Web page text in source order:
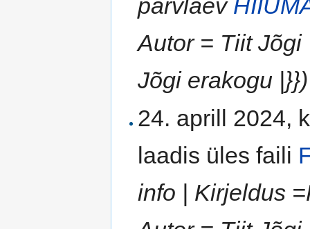
parvlaev
Autor = Tiit
Jõgi erakogu |}})
24. aprill 2024,
laadis üles faili
info | Kirjeldus